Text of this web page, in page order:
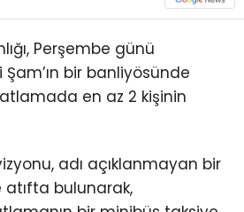
Perşembe günü
Şam’ın bir banliyösünde
en az 2 kişinin
adı açıklanmayan bir
atıfta bulunarak,